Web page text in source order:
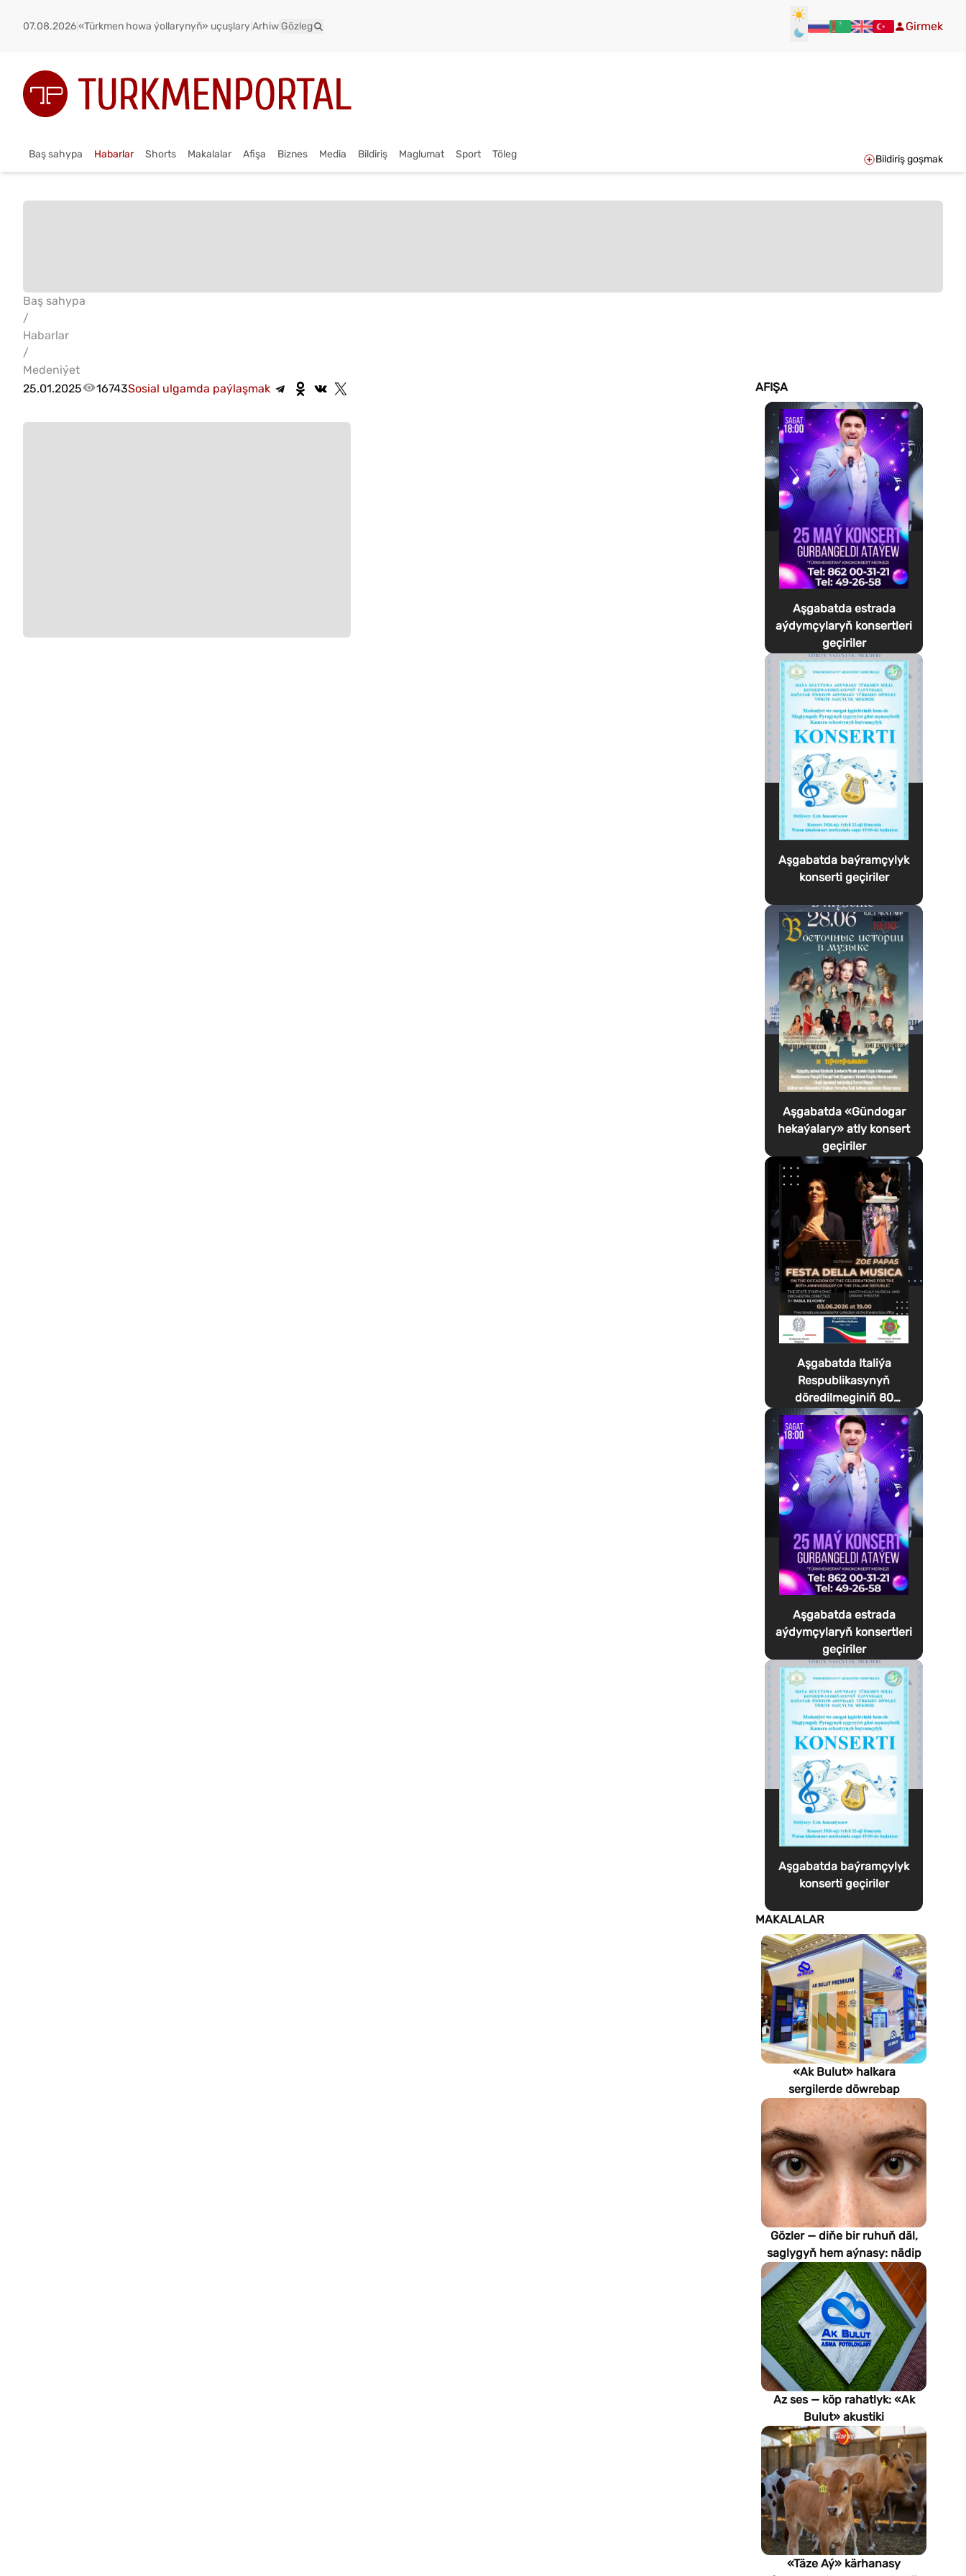
07.08.2026«Türkmen howa ýollarynyň» uçuşlaryArhiw Gözleg Girmek
Baş sahypa Habarlar Shorts Makalalar Afişa Biznes Media Bildiriş Maglumat Sport Töleg Bildiriş goşmak
Baş sahypa
/
Habarlar
/
Medeniýet
25.01.2025
16743Sosial ulgamda paýlaşmak AFIŞA
Aşgabatda estrada
aýdymçylaryň konsertleri
geçiriler
Aşgabatda baýramçylyk
konserti geçiriler
Aşgabatda «Gündogar
hekaýalary» atly konsert
geçiriler
Aşgabatda Italiýa
Respublikasynyň
döredilmeginiň 80
ýyllygyna bagyşlanan
Festa della Musica
geçirilýär
Aşgabatda estrada
aýdymçylaryň konsertleri
geçiriler
Aşgabatda baýramçylyk
konserti geçiriler
MAKALALAR
«Ak Bulut» halkara
sergilerde döwrebap
gurluşyk çözgütlerini
görkezýär
Gözler — diňe bir ruhuň däl,
saglygyň hem aýnasy: nädip
emeli aň keselleri suratlar
arkaly anyklaýar?
Az ses — köp rahatlyk: «Ak
Bulut» akustiki
potoloklarynyň
artykmaçlyklary
«Täze Aý» kärhanasy